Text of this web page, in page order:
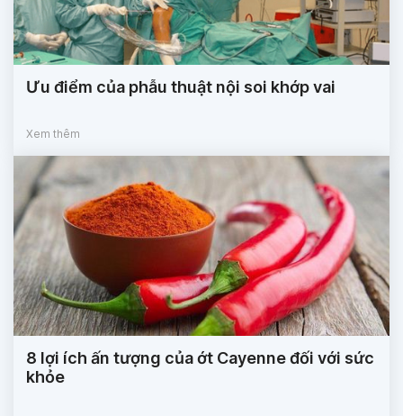
Ưu điểm của phẫu thuật nội soi khớp vai
Xem thêm
8 lợi ích ấn tượng của ớt Cayenne đối với sức
khỏe